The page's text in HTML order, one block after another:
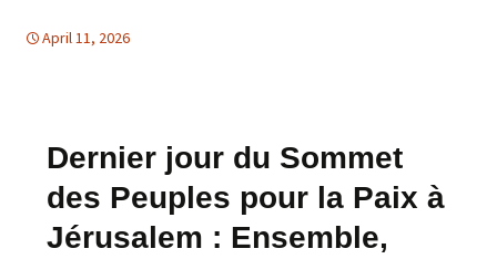
April 11, 2026
Dernier jour du Sommet
des Peuples pour la Paix à
Jérusalem : Ensemble,